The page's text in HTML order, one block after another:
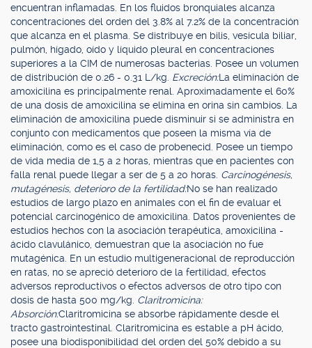
encuentran inflamadas. En los fluidos bronquiales alcanza
concentraciones del orden del 3.8% al 7.2% de la concentración
que alcanza en el plasma. Se distribuye en bilis, vesícula biliar,
pulmón, hígado, oído y líquido pleural en concentraciones
superiores a la CIM de numerosas bacterias. Posee un volumen
de distribución de 0.26 - 0.31 L/kg. Excreción:La eliminación de
amoxicilina es principalmente renal. Aproximadamente el 60%
de una dosis de amoxicilina se elimina en orina sin cambios. La
eliminación de amoxicilina puede disminuir si se administra en
conjunto con medicamentos que poseen la misma vía de
eliminación, como es el caso de probenecid. Posee un tiempo
de vida media de 1,5 a 2 horas, mientras que en pacientes con
falla renal puede llegar a ser de 5 a 20 horas. Carcinogénesis,
mutagénesis, deterioro de la fertilidad:No se han realizado
estudios de largo plazo en animales con el fin de evaluar el
potencial carcinogénico de amoxicilina. Datos provenientes de
estudios hechos con la asociación terapéutica, amoxicilina -
ácido clavulánico, demuestran que la asociación no fue
mutagénica. En un estudio multigeneracional de reproducción
en ratas, no se apreció deterioro de la fertilidad, efectos
adversos reproductivos o efectos adversos de otro tipo con
dosis de hasta 500 mg/kg. Claritromicina:
Absorción:Claritromicina se absorbe rápidamente desde el
tracto gastrointestinal. Claritromicina es estable a pH ácido,
posee una biodisponibilidad del orden del 50% debido a su